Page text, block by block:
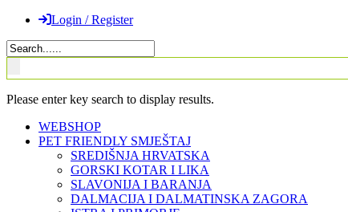
Login / Register
Please enter key search to display results.
WEBSHOP
PET FRIENDLY SMJEŠTAJ
SREDIŠNJA HRVATSKA
GORSKI KOTAR I LIKA
SLAVONIJA I BARANJA
DALMACIJA I DALMATINSKA ZAGORA